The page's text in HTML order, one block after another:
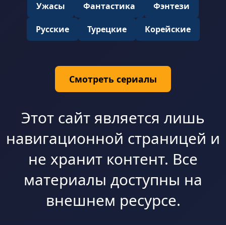
Ужасы Фантастика Фэнтези
Русские Турецкие Корейские
Смотреть сериалы
Этот сайт является лишь
навигационной страницей и
не хранит контент. Все
материалы доступны на
внешнем ресурсе.